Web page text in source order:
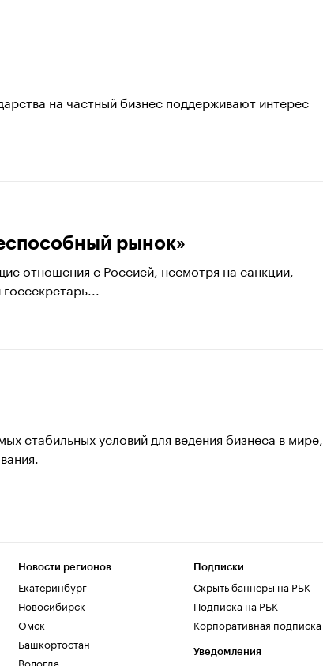
на частный бизнес поддерживают интерес
рынок»
отношения с Россией, несмотря на санкции,
стабильных условий для ведения бизнеса в мире,
Новости регионов
Екатеринбург
Новосибирск
Омск
Башкортостан
Вологда
Подписки
Скрыть баннеры на РБК
Подписка на РБК
Корпоративная подписка
Уведомления